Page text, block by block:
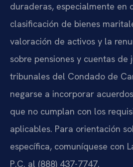
duraderas, especialmente en
clasificación de bienes
valoración de activos y la
sobre pensiones y cuentas de
tribunales del Condado de
negarse a incorporar
que no cumplan con los
aplicables. Para orientación
específica, comuníquese con
P.C. al (888) 437-7747.